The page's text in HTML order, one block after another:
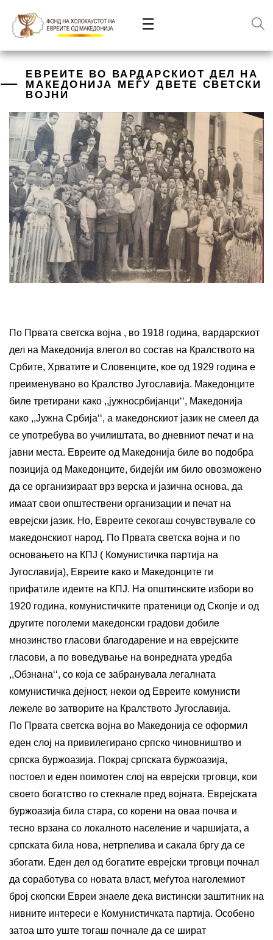
ЕВРЕИТЕ ВО ВАРДАРСКИОТ ДЕЛ НА
МАКЕДОНИЈА МЕЃУ ДВЕТЕ СВЕТСКИ
ВОЈНИ
По Првата светска војна , во 1918 година, вардарскиот
дел на Македонија влегол во состав на Кралството на
Србите, Хрватите и Словенците, кое од 1929 година е
преименувано во Кралство Југославија. Македонците
биле третирани како ,,јужносрбијанци‘‘, Македонија
како ,,Јужна Србија‘‘, а македонскиот јазик не смеел да
се употребува во училиштата, во дневниот печат и на
јавни места. Евреите од Македонија биле во подобра
позиција од Македонците, бидејќи им било овозможено
да се организираат врз верска и јазична основа, да
имаат свои општествени организации и печат на
еврејски јазик. Но, Евреите секогаш сочувствувале со
македонскиот народ. По Првата светска војна и по
основањето на КПЈ ( Комунистичка партија на
Југославија), Евреите како и Македонците ги
прифатиле идеите на КПЈ. На општинските избори во
1920 година, комунистичките пратеници од Скопје и од
другите поголеми македонски градови добиле
мнозинство гласови благодарение и на еврејските
гласови, а по воведување на вонредната уредба
,,Обзнана‘‘, со која се забранувала легалната
комунистичка дејност, некои од Евреите комунисти
лежеле во затворите на Кралството Југославија.
По Првата светска војна во Македонија се оформил
еден слој на привилегирано српско чиновништво и
српска буржоазија. Покрај српската буржоазија,
постоел и еден поимотен слој на еврејски трговци, кои
своето богатство го стекнале пред војната. Еврејската
буржоазија била стара, со корени на оваа почва и
тесно врзана со локалното население и чаршијата, а
српската била нова, нетрпелива и сакала бргу да се
збогати. Еден дел од богатите еврејски трговци почнал
да соработува со новата власт, меѓутоа наголемиот
број скопски Евреи знаеле дека вистински заштитник на
нивните интереси е Комунистичката партија. Особено
затоа што уште тогаш почнале да се шират